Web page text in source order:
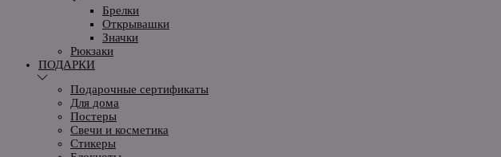
Брелки
Открывашки
Значки
Рюкзаки
ПОДАРКИ
Подарочные сертификаты
Для дома
Постеры
Свечи и косметика
Стикеры